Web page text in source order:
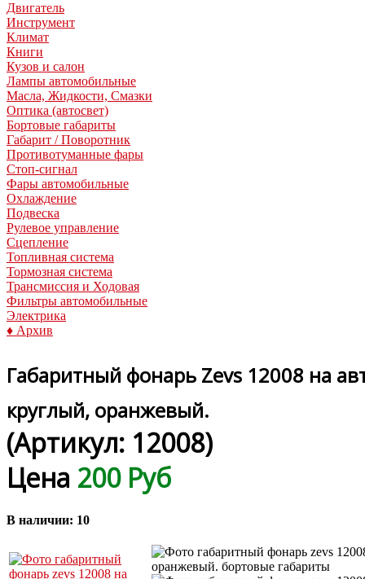
Двигатель
Инструмент
Климат
Книги
Кузов и салон
Лампы автомобильные
Масла, Жидкости, Смазки
Оптика (автосвет)
Бортовые габариты
Габарит / Поворотник
Противотуманные фары
Стоп-сигнал
Фары автомобильные
Охлаждение
Подвеска
Рулевое управление
Сцепление
Топливная система
Тормозная система
Трансмиссия и Ходовая
Фильтры автомобильные
Электрика
♦ Архив
Габаритный фонарь Zevs 12008 на
круглый, оранжевый.
(Артикул: 12008)
Цена 200 Руб
В наличии: 10